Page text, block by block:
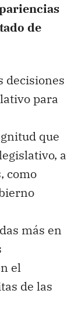
de
decisiones
para
que
a
como
más en
el
de las